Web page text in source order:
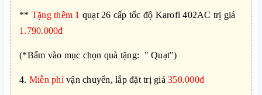
** Tặng thêm 1 quạt 26 cấp tốc độ Karofi 402AC trị giá
1.790.000đ
(*Bấm vào mục chọn quà tặng: " Quạt")
4. Miễn phívận chuyển, lắp đặt trị giá 350.000đ